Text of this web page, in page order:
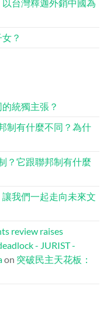
台灣釋迦外銷中國為
？
統獨主張？
制有什麼不同？為什
？它跟聯邦制有什麼
讓我們一起走向未來文
review raises
- JURIST -
on 突破民主天花板：